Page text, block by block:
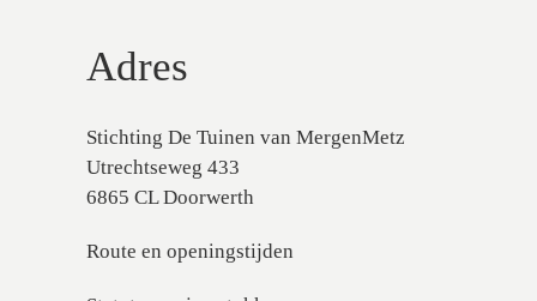
Adres
Stichting De Tuinen van MergenMetz
Utrechtseweg 433
6865 CL Doorwerth
Route en openingstijden